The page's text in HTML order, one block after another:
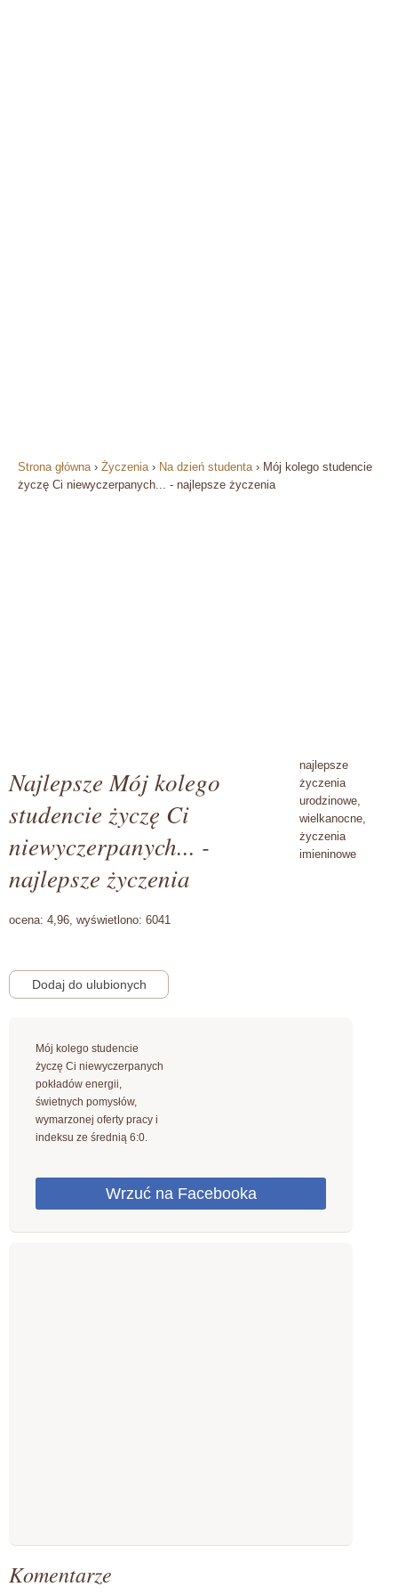
Strona główna › Życzenia › Na dzień studenta › Mój kolego studencie
życzę Ci niewyczerpanych... - najlepsze życzenia
Najlepsze Mój kolego
studencie życzę Ci
niewyczerpanych... -
najlepsze życzenia
ocena: 4,96, wyświetlono: 6041
Mój kolego studencie
życzę Ci niewyczerpanych
pokładów energii,
świetnych pomysłów,
wymarzonej oferty pracy i
indeksu ze średnią 6:0.
Komentarze
najlepsze
życzenia
urodzinowe,
wielkanocne,
życzenia
imieninowe